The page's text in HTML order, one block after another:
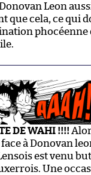
Leon
que cela, ce qui
phocéenne
DE WAHI !!!!
à Donovan
est venu
Une